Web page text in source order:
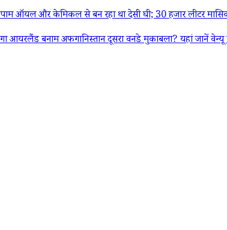
और केमिकल से बन रहा था देसी घी; 30 हजार लीटर
बनाम अफगानिस्तान दूसरा वनडे मुकाबला? यहां जानें वेन्यू